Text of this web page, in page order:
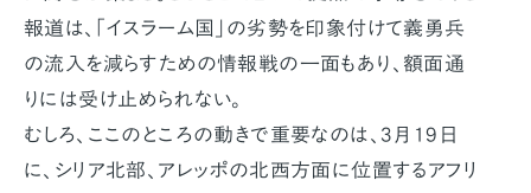
報道は、「イスラーム国」の劣勢を印象付けて義勇兵
の流入を減らすための情報戦の一面もあり、額面通
りには受け止められない。
むしろ、ここのところの動きで重要なのは、3月19日
に、シリア北部、アレッポの北西方面に位置するアフリ